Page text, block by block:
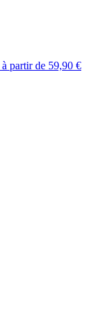
à partir de 59,90 €